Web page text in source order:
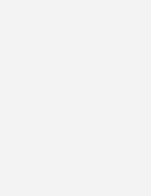
für die
eines IT- und/oder
erfolgreich zu
Vertriebskanäle zum
des elektronischen Handels
D-Druck als neue innovative